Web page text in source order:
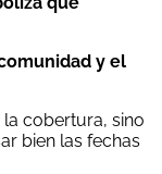
y el
cobertura, sino
bien las fechas